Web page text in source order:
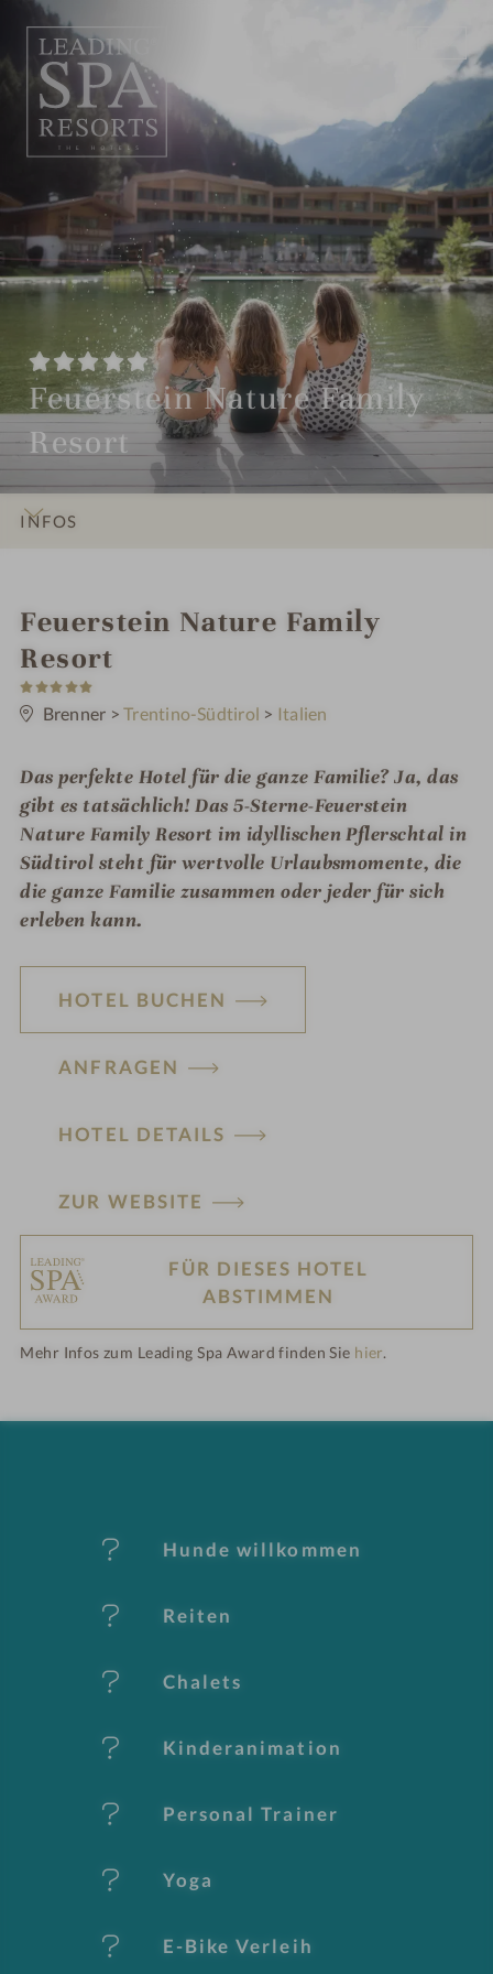
EN
Feuerstein Nature Family
Resort
INFOS
S
t
n
e
Feuerstein Nature Family
Resort
i
n
Brenner >Trentino-Südtirol > Italien
Das perfekte Hotel für die ganze Familie? Ja, das
gibt es tatsächlich! Das 5-Sterne-Feuerstein
Nature Family Resort im idyllischen Pflerschtal in
Südtirol steht für wertvolle Urlaubsmomente, die
die ganze Familie zusammen oder jeder für sich
erleben kann.
HOTEL BUCHEN
ANFRAGEN
HOTEL DETAILS
ZUR WEBSITE
FÜR DIESES HOTEL
ABSTIMMEN
Mehr Infos zum Leading Spa Award finden Sie hier.
H
ot
er
e
Hunde willkommen
Reiten
Chalets
Kinderanimation
Personal Trainer
Yoga
E-Bike Verleih